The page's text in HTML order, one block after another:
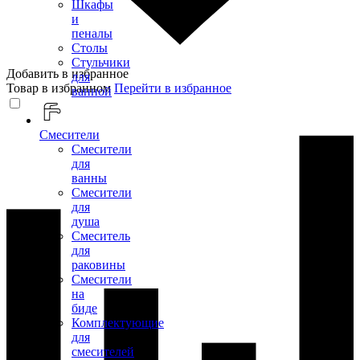
Шкафы
и
пеналы
Столы
Стульчики
для
ванной
Смесители
Смесители
для
ванны
Смесители
для
душа
Смеситель
для
раковины
Смесители
на
биде
Комплектующие
для
смесителей
Добавить в избранное
Товар в избранном Перейти в избранное